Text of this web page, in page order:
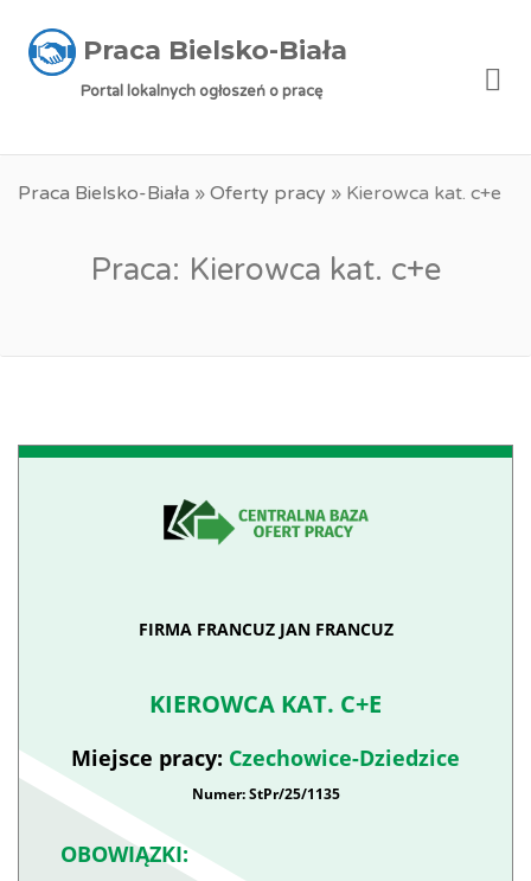
Praca Bielsko-Biała
Portal lokalnych ogłoszeń o pracę
Praca Bielsko-Biała » Oferty pracy » Kierowca kat. c+e
Praca: Kierowca kat. c+e
FIRMA FRANCUZ JAN FRANCUZ
KIEROWCA KAT. C+E
Miejsce pracy: Czechowice-Dziedzice
Numer: StPr/25/1135
OBOWIĄZKI: